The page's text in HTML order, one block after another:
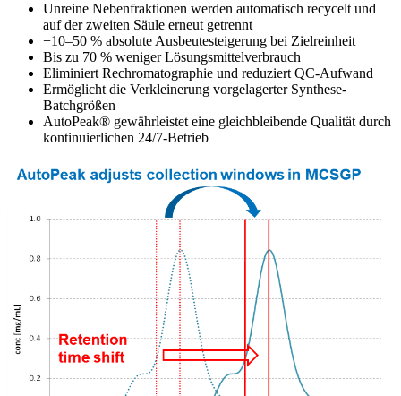
Unreine Nebenfraktionen werden automatisch recycelt und
auf der zweiten Säule erneut getrennt
+10–50 % absolute Ausbeutesteigerung bei Zielreinheit
Bis zu 70 % weniger Lösungsmittelverbrauch
Eliminiert Rechromatographie und reduziert QC-Aufwand
Ermöglicht die Verkleinerung vorgelagerter Synthese-
Batchgrößen
AutoPeak® gewährleistet eine gleichbleibende Qualität durch
kontinuierlichen 24/7-Betrieb